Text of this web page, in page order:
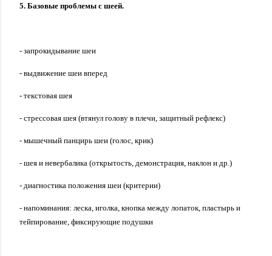
5. Базовые проблемы с шеей.
- запрокидывание шеи
- выдвижение шеи вперед
- текстовая шея
- стрессовая шея (втянул голову в плечи, защитный рефлекс)
- мышечный панцирь шеи (голос, крик)
- шея и невербалика (открытость, демонстрация, наклон и др.)
- диагностика положения шеи (критерии)
- напоминания: леска, иголка, кнопка между лопаток, пластырь и
тейпирование, фиксирующие подушки